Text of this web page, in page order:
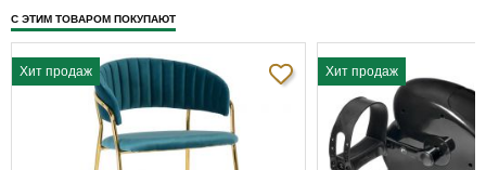
С ЭТИМ ТОВАРОМ ПОКУПАЮТ
Хит продаж Хит продаж